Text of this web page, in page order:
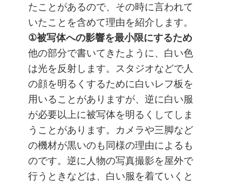
たことがあるので、その時に言われて
いたことを含めて理由を紹介します。
①被写体への影響を最小限にするため
他の部分で書いてきたように、白い色
は光を反射します。スタジオなどで人
の顔を明るくするために白いレフ板を
用いることがありますが、逆に白い服
が必要以上に被写体を明るくしてしま
うことがあります。カメラや三脚など
の機材が黒いのも同様の理由によるも
のです。逆に人物の写真撮影を屋外で
行うときなどは、白い服を着ていくと